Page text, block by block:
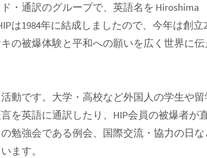
・通訳のグループで、英語名を Hiroshima
は1984年に結成しましたので、今年は創立
の被爆体験と平和への願いを広く世界に伝
動です。大学・高校など外国人の学生や
を英語に通訳したり、HIP会員の被爆者が
勉強会である例会、国際交流・協力の日
ます。